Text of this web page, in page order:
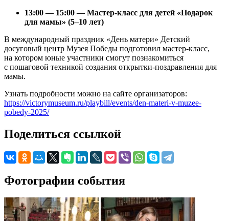
13:00 — 15:00 — Мастер-класс для детей «Подарок
для мамы» (5–10 лет)
В международный праздник «День матери» Детский
досуговый центр Музея Победы подготовил мастер-класс,
на котором юные участники смогут познакомиться
с пошаговой техникой создания открытки-поздравления для
мамы.
Узнать подробности можно на сайте организаторов:
https://victorymuseum.ru/playbill/events/den-materi-v-muzee-
pobedy-2025/
Поделиться ссылкой
Фотографии события